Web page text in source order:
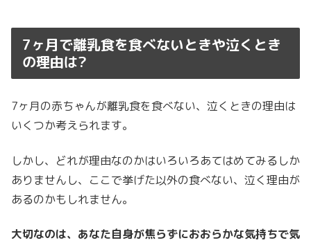
7ヶ月で離乳食を食べないときや泣くとき
の理由は?
7ヶ月の赤ちゃんが離乳食を食べない、泣くときの理由は
いくつか考えられます。
しかし、どれが理由なのかはいろいろあてはめてみるしか
ありませんし、ここで挙げた以外の食べない、泣く理由が
あるのかもしれません。
大切なのは、あなた自身が焦らずにおおらかな気持ちで気